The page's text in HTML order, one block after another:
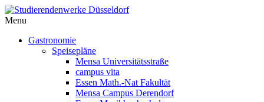
Menu
Gastronomie
Speisepläne
Mensa Universitätsstraße
campus vita
Essen Math.-Nat Fakultät
Mensa Campus Derendorf